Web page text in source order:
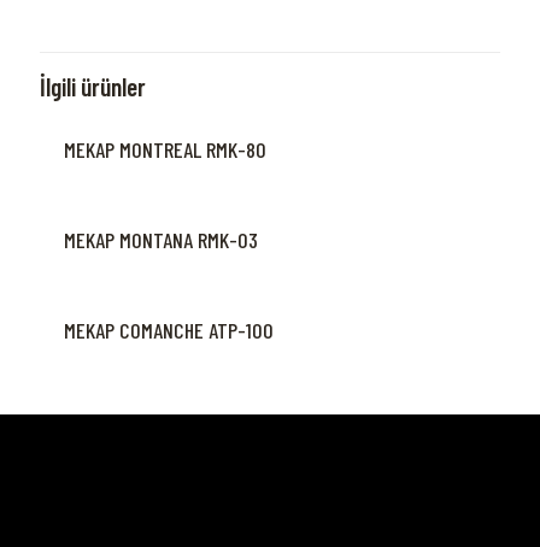
İlgili ürünler
MEKAP MONTREAL RMK-80
MEKAP MONTANA RMK-03
MEKAP COMANCHE ATP-100